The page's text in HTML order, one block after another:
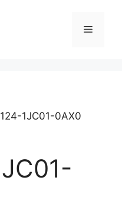
Menu
1JC01-0AX0